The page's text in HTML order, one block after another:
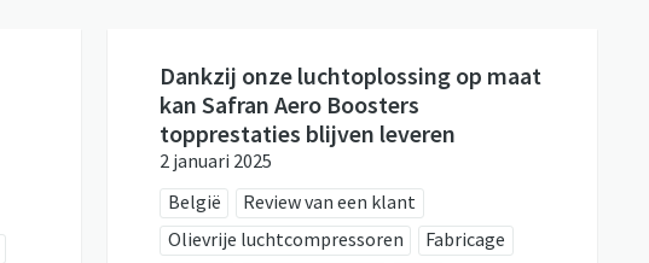
Dankzij onze luchtoplossing op maat
kan Safran Aero Boosters
topprestaties blijven leveren
2 januari 2025
België
Review van een klant
Olievrije luchtcompressoren
Fabricage